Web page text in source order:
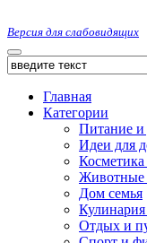
Версия для слабовидящих
Главная
Категории
Питание и
Идеи для
Животные
Дом семья
Отдых и